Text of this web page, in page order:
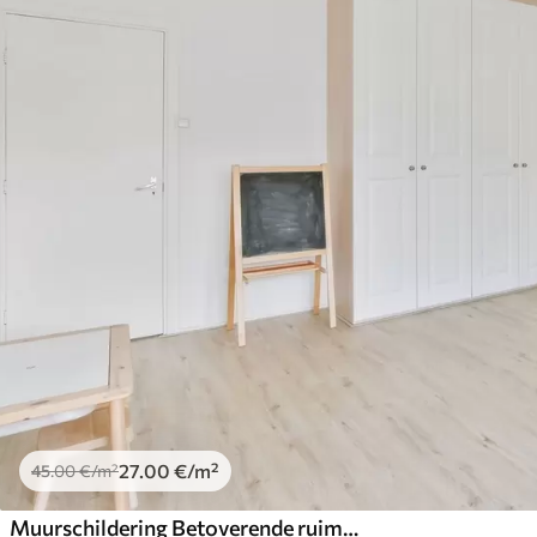
45.00€/m²27.00 €/m²
Muurschildering Betoverende ruimte, zonnestelsel